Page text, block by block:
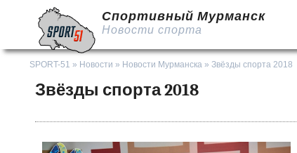
Спортивный Мурманск
Новости спорта
SPORT-51 » Новости » Новости Мурманска » Звёзды спорта 2018
Звёзды спорта 2018